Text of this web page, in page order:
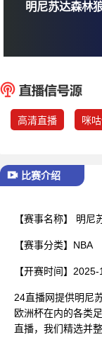
明尼苏达
高清直播 咪
比赛介绍
【赛事名称】 明尼
【赛事分类】 NBA
【开赛时间】 2025-
24直播网提供明尼
欧洲杯在内的各类
直播，我们精选并